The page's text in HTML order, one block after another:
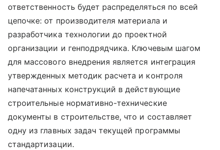
ответственность будет распределяться по всей
цепочке: от производителя материала и
разработчика технологии до проектной
организации и генподрядчика. Ключевым шагом
для массового внедрения является интеграция
утвержденных методик расчета и контроля
напечатанных конструкций в действующие
строительные нормативно-технические
документы в строительстве, что и составляет
одну из главных задач текущей программы
стандартизации.